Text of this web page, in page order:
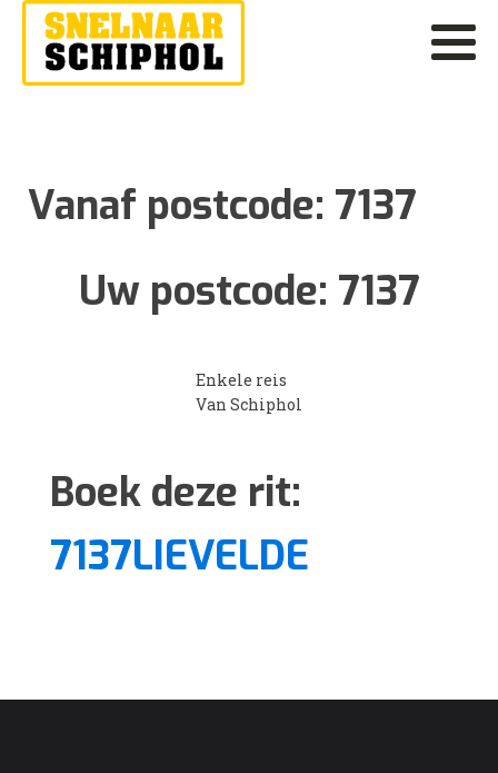
Vanaf postcode: 7137
Uw postcode: 7137
Enkele reis
Van Schiphol
Boek deze rit:
7137LIEVELDE